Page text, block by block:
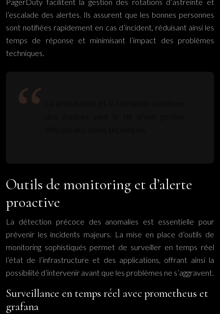
l’escalade des alertes. Ils assurent que les bonnes personnes
sont notifiées rapidement en cas d’incident, réduisant ainsi les
temps de réponse et minimisant l’impact des problèmes
techniques.
Outils de monitoring et d’alerte
proactive
La détection précoce des anomalies est essentielle pour
prévenir les incidents majeurs. La mise en place d’outils de
monitoring sophistiqués permet de surveiller en temps réel
l’état de l’infrastructure et des applications, offrant ainsi la
possibilité d’intervenir avant que les problèmes ne s’aggravent.
Surveillance en temps réel avec prometheus et
grafana